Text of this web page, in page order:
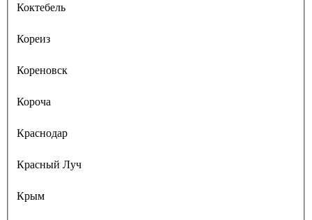
Коктебель
Кореиз
Кореновск
Короча
Краснодар
Красный Луч
Крым